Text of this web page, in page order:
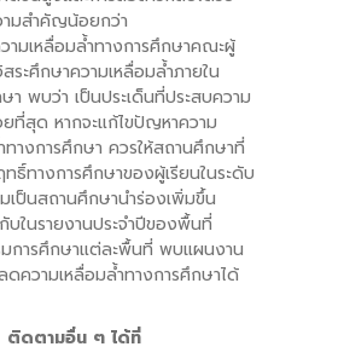
ามสำคัญน้อยกว่า
ามเหลื่อมล้ำทางการศึกษาคณะผู้
สระศึกษาความเหลื่อมล้ำภายใน
า พบว่า เป็นประเด็นที่ประสบความ
ยที่สุด หากจะแก้ไขปัญหาความ
ทางการศึกษา ควรให้สถานศึกษาที่
ธิ์ทางการศึกษาของผู้เรียนในระดับ
มเป็นสถานศึกษานำร่องเพิ่มขึ้น
บในรายงานประจำปีของพื้นที่
การศึกษาแต่ละพื้นที่ พบแผนงาน
ดความเหลื่อมล้ำทางการศึกษาได้
ติดตามอื่น ๆ ได้ที่